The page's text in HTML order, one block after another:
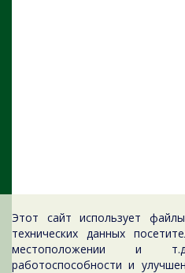
Этот сайт использует
технических данных
местоположении и
работоспособности и